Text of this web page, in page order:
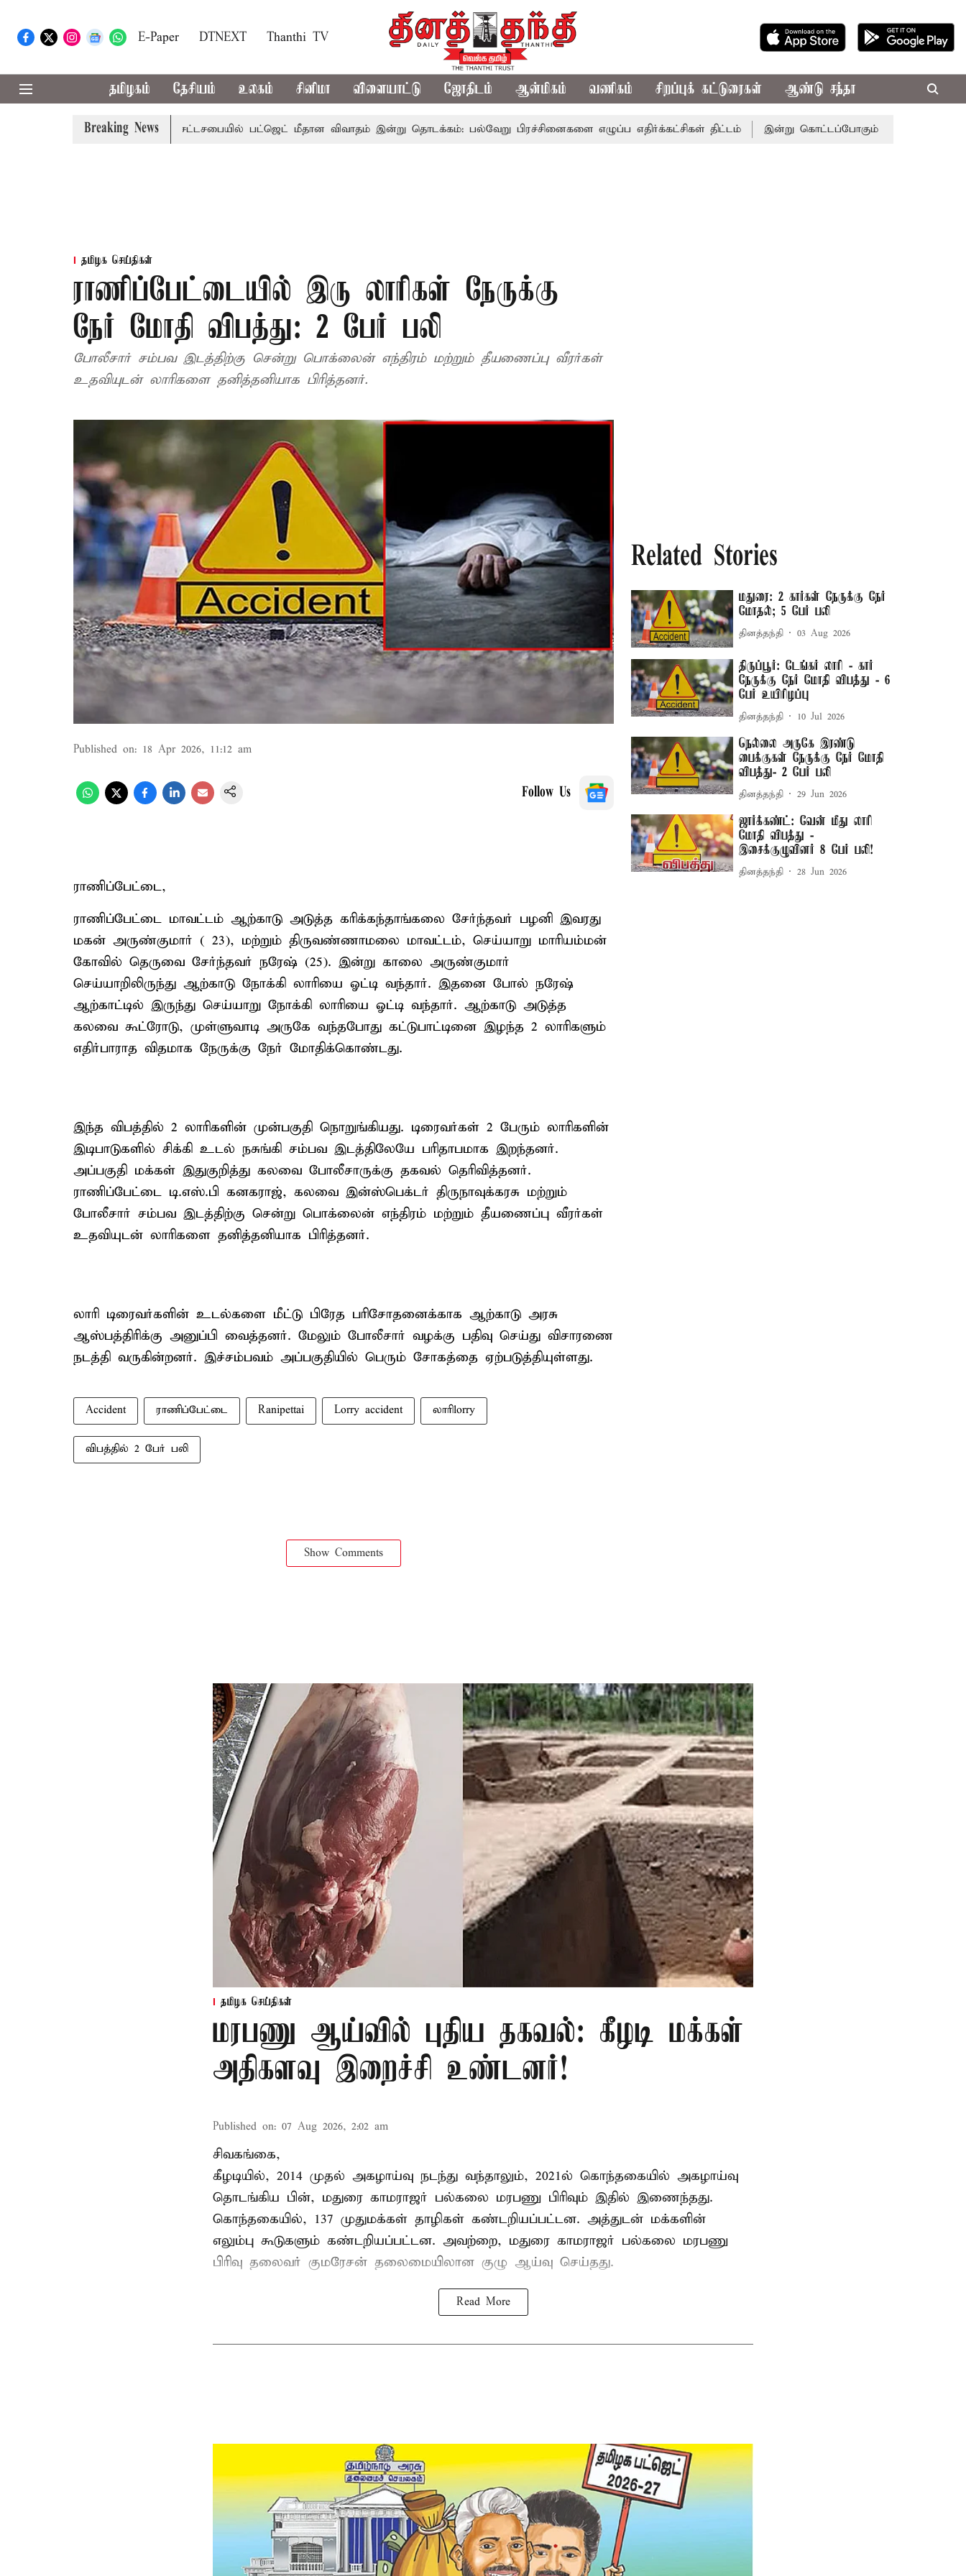
E-Paper DTNEXT Thanthi TV
தமிழகம் தேசியம் உலகம் சினிமா விளையாட்டு ஜோதிடம் ஆன்மிகம் வணிகம் சிறப்புக் கட்டுரைகள் ஆண்டு சந்தா
Breaking News
தடுமாற்றமா? சட்டசபையில் பட்ஜெட் மீதான விவாதம் இன்று தொடக்கம்: பல்வேறு பிரச்சினைகளை எழுப்ப எதிர்க்கட்சிகள் திட்டம் இன்று கொட்டப்போகும் கனமழை.. எந்தெந்த
தமிழக செய்திகள்
ராணிப்பேட்டையில் இரு லாரிகள் நேருக்கு
நேர் மோதி விபத்து: 2 பேர் பலி
போலீசார் சம்பவ இடத்திற்கு சென்று பொக்லைன் எந்திரம் மற்றும் தீயணைப்பு வீரர்கள்
உதவியுடன் லாரிகளை தனித்தனியாக பிரித்தனர்.
Published on: 18 Apr 2026, 11:12 am
Follow Us
ராணிப்பேட்டை,
ராணிப்பேட்டை மாவட்டம் ஆற்காடு அடுத்த கரிக்கந்தாங்கலை சேர்ந்தவர் பழனி இவரது
மகன் அருண்குமார் ( 23), மற்றும் திருவண்ணாமலை மாவட்டம், செய்யாறு மாரியம்மன்
கோவில் தெருவை சேர்ந்தவர் நரேஷ் (25). இன்று காலை அருண்குமார்
செய்யாறிலிருந்து ஆற்காடு நோக்கி லாரியை ஓட்டி வந்தார். இதனை போல் நரேஷ்
ஆற்காட்டில் இருந்து செய்யாறு நோக்கி லாரியை ஓட்டி வந்தார். ஆற்காடு அடுத்த
கலவை கூட்ரோடு, முள்ளுவாடி அருகே வந்தபோது கட்டுபாட்டினை இழந்த 2 லாரிகளும்
எதிர்பாராத விதமாக நேருக்கு நேர் மோதிக்கொண்டது.
இந்த விபத்தில் 2 லாரிகளின் முன்பகுதி நொறுங்கியது. டிரைவர்கள் 2 பேரும் லாரிகளின்
இடிபாடுகளில் சிக்கி உடல் நசுங்கி சம்பவ இடத்திலேயே பரிதாபமாக இறந்தனர்.
அப்பகுதி மக்கள் இதுகுறித்து கலவை போலீசாருக்கு தகவல் தெரிவித்தனர்.
ராணிப்பேட்டை டி.எஸ்.பி கனகராஜ், கலவை இன்ஸ்பெக்டர் திருநாவுக்கரசு மற்றும்
போலீசார் சம்பவ இடத்திற்கு சென்று பொக்லைன் எந்திரம் மற்றும் தீயணைப்பு வீரர்கள்
உதவியுடன் லாரிகளை தனித்தனியாக பிரித்தனர்.
லாரி டிரைவர்களின் உடல்களை மீட்டு பிரேத பரிசோதனைக்காக ஆற்காடு அரசு
ஆஸ்பத்திரிக்கு அனுப்பி வைத்தனர். மேலும் போலீசார் வழக்கு பதிவு செய்து விசாரணை
நடத்தி வருகின்றனர். இச்சம்பவம் அப்பகுதியில் பெரும் சோகத்தை ஏற்படுத்தியுள்ளது.
Accident ராணிப்பேட்டை Ranipettai Lorry accident லாரிlorry
விபத்தில் 2 பேர் பலி
Show Comments
Related Stories
மதுரை: 2 கார்கள் நேருக்கு நேர்
மோதல்; 5 பேர் பலி
தினத்தந்தி 03 Aug 2026
திருப்பூர்: டேங்கர் லாரி - கார்
நேருக்கு நேர் மோதி விபத்து - 6
பேர் உயிரிழப்பு
தினத்தந்தி 10 Jul 2026
நெல்லை அருகே இரண்டு
பைக்குகள் நேருக்கு நேர் மோதி
விபத்து- 2 பேர் பலி
தினத்தந்தி 29 Jun 2026
ஜார்க்கண்ட்: வேன் மீது லாரி
மோதி விபத்து -
இசைக்குழுவினர் 8 பேர் பலி!
தினத்தந்தி 28 Jun 2026
தமிழக செய்திகள்
மரபணு ஆய்வில் புதிய தகவல்: கீழடி மக்கள்
அதிகளவு இறைச்சி உண்டனர்!
Published on: 07 Aug 2026, 2:02 am
சிவகங்கை,
கீழடியில், 2014 முதல் அகழாய்வு நடந்து வந்தாலும், 2021ல் கொந்தகையில் அகழாய்வு
தொடங்கிய பின், மதுரை காமராஜர் பல்கலை மரபணு பிரிவும் இதில் இணைந்தது.
கொந்தகையில், 137 முதுமக்கள் தாழிகள் கண்டறியப்பட்டன. அத்துடன் மக்களின்
எலும்பு கூடுகளும் கண்டறியப்பட்டன. அவற்றை, மதுரை காமராஜர் பல்கலை மரபணு
பிரிவு தலைவர் குமரேசன் தலைமையிலான குழு ஆய்வு செய்தது.
Read More